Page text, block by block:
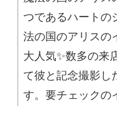
つであるハートの
法の国のアリスの
大人気✨数多の来
て彼と記念撮影し
す。要チェックの